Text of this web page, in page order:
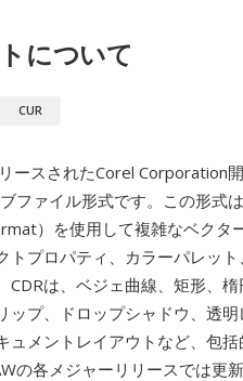
について
CUR
ースされたCorel Corporation
ファイル形式です。この形式
）を使用して複雑なベクタ
プロパティ、カラーパレット
は、ベジェ曲線、矩形、楕
プ、ドロップシャドウ、透
メントレイアウトなど、包
の各メジャーリリースでは更